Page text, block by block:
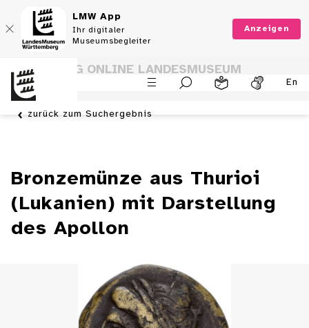
LMW App
Ihr digitaler
Museumsbegleiter
Anzeigen
En
SAMMLUNG ONLINE LANDESMUSEUM
WÜRTTEMBERG
zurück zum Suchergebnis
Bronzemünze aus Thurioi
(Lukanien) mit Darstellung
des Apollon